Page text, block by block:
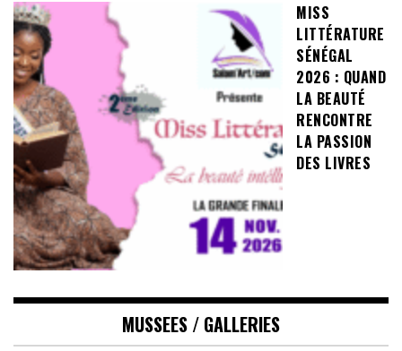
MISS
LITTÉRATURE
SÉNÉGAL
2026 : QUAND
LA BEAUTÉ
RENCONTRE
LA PASSION
DES LIVRES
MUSSEES / GALLERIES